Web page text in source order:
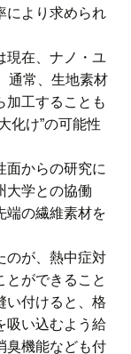
により求められ
現在、ナノ・ユ
通常、生地素材
加工することも
化け”の可能性
からの研究に
大学との協働
端の繊維素材を
のが、熱中症対
とができること
い付けると、格
吸い込むよう給
臭機能なども付